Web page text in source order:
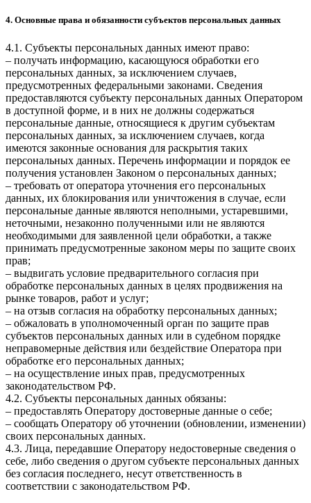
4. Основные права и обязанности субъектов персональных данных
4.1. Субъекты персональных данных имеют право:
– получать информацию, касающуюся обработки его
персональных данных, за исключением случаев,
предусмотренных федеральными законами. Сведения
предоставляются субъекту персональных данных Оператором
в доступной форме, и в них не должны содержаться
персональные данные, относящиеся к другим субъектам
персональных данных, за исключением случаев, когда
имеются законные основания для раскрытия таких
персональных данных. Перечень информации и порядок ее
получения установлен Законом о персональных данных;
– требовать от оператора уточнения его персональных
данных, их блокирования или уничтожения в случае, если
персональные данные являются неполными, устаревшими,
неточными, незаконно полученными или не являются
необходимыми для заявленной цели обработки, а также
принимать предусмотренные законом меры по защите своих
прав;
– выдвигать условие предварительного согласия при
обработке персональных данных в целях продвижения на
рынке товаров, работ и услуг;
– на отзыв согласия на обработку персональных данных;
– обжаловать в уполномоченный орган по защите прав
субъектов персональных данных или в судебном порядке
неправомерные действия или бездействие Оператора при
обработке его персональных данных;
– на осуществление иных прав, предусмотренных
законодательством РФ.
4.2. Субъекты персональных данных обязаны:
– предоставлять Оператору достоверные данные о себе;
– сообщать Оператору об уточнении (обновлении, изменении)
своих персональных данных.
4.3. Лица, передавшие Оператору недостоверные сведения о
себе, либо сведения о другом субъекте персональных данных
без согласия последнего, несут ответственность в
соответствии с законодательством РФ.